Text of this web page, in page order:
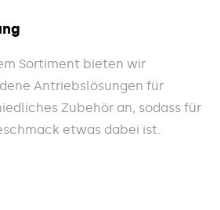
Sortiment bieten wir
Antriebslösungen für
Zubehör an, sodass für
etwas dabei ist.